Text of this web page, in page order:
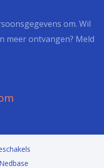
om. Wil
meer ontvangen? Meld
Nedbase